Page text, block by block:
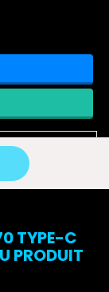
disponible
TYPE-C
PRODUIT